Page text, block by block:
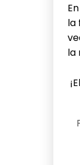
la
la